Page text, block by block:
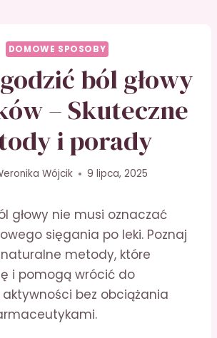
DOMOWE SPOSOBY
ból głowy
– Skuteczne
i porady
Wójcik 9 lipca, 2025
głowy nie musi oznaczać
sięgania po leki. Poznaj
metody, które
i pomogą wrócić do
bez obciążania